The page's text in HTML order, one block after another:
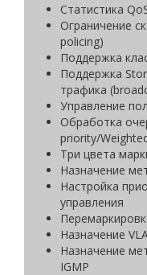
Статистика
Ограничение
policing)
Поддержка
Поддержка
трафика
Управление
Обработка
priority/
Три цвета
Назначение
Настройка
управления
Назначение
Назначение
IGMP